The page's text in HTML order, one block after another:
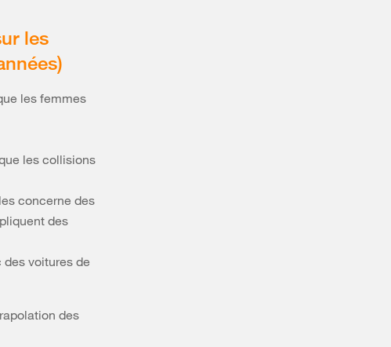
les
les femmes
les collisions
concerne des
des
voitures de
des